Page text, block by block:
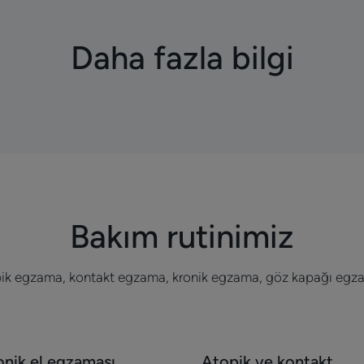
Daha fazla bilgi
Bakım rutinimiz
egzama, kontakt egzama, kronik egzama, göz kapağı